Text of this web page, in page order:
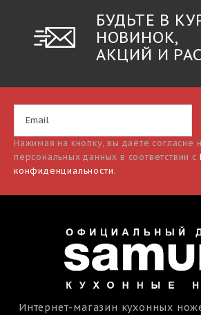
БУДЬТЕ В
НОВИНОК,
АКЦИЙ И
Нажимая на кнопку, вы даёте согласие
персональных данных в соответствии с
конфиденциальности.
Интернет-магазин кухонных